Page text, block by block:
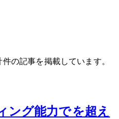
計 1 件の記事を掲載しています。
グ能力でChatGPTを超え